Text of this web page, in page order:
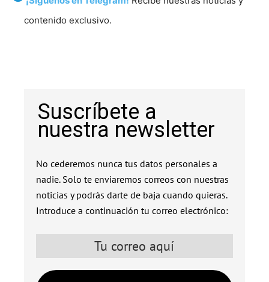
contenido exclusivo.
Suscríbete a
nuestra newsletter
No cederemos nunca tus datos personales a
nadie. Solo te enviaremos correos con nuestras
noticias y podrás darte de baja cuando quieras.
Introduce a continuación tu correo electrónico: